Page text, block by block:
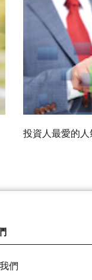
投資人最愛的
們